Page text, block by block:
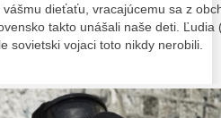
dieťaťu, vracajúcemu sa z
takto unášali naše deti.
sovietski vojaci toto nikdy nerobili.